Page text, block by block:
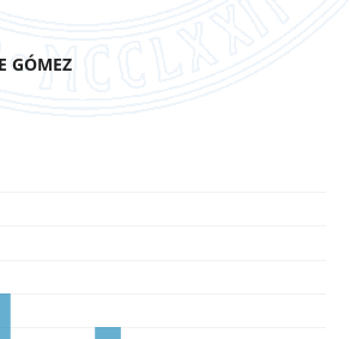
GÓMEZ